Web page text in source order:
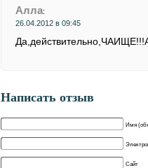
Алла:
26.04.2012 в 09:45
Написать отзыв
Имя
Сайт